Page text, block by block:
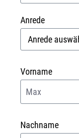
Anrede
Vorname
Nachname